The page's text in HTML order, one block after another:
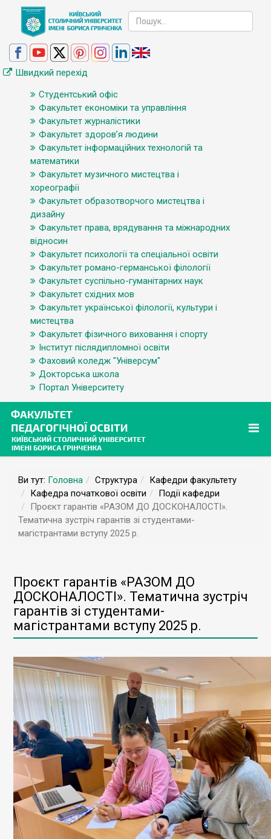
Швидкий перехід
Студентський офіс
Факультет економіки та управління
Факультет журналістики
Факультет здоров’я людини
Факультет інформаційних технологій та
математики
Факультет музичного мистецтва і
хореографії
Факультет образотворчого мистецтва і
дизайну
Факультет права, врядування та міжнародних
відносин
Факультет психології та спеціальної освіти
Факультет романо-германської філології
Факультет суспільно-гуманітарних наук
Факультет східних мов
Факультет української філології, культури і
мистецтва
Факультет фізичного виховання і спорту
Інститут післядипломної освіти
Фаховий коледж "Універсум"
Докторська школа
Портал Університету
Ви тут: Головна Структура
Кафедри факультету
Кафедра початкової освіти
Події кафедри
Проєкт гарантів «РАЗОМ ДО ДОСКОНАЛОСТІ».
Тематична зустріч гарантів зі студентами-
магістрантами вступу 2025 р.
Проєкт гарантів «РАЗОМ ДО
ДОСКОНАЛОСТІ». Тематична зустріч
гарантів зі студентами-
магістрантами вступу 2025 р.